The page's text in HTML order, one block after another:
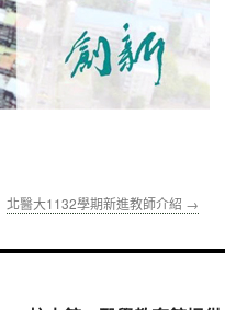
北醫大1132學期新進教師介紹 →